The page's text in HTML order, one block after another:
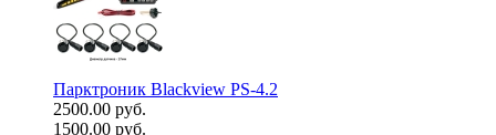
Парктроник Blackview PS-4.2
2500.00 руб.
1500.00 руб.